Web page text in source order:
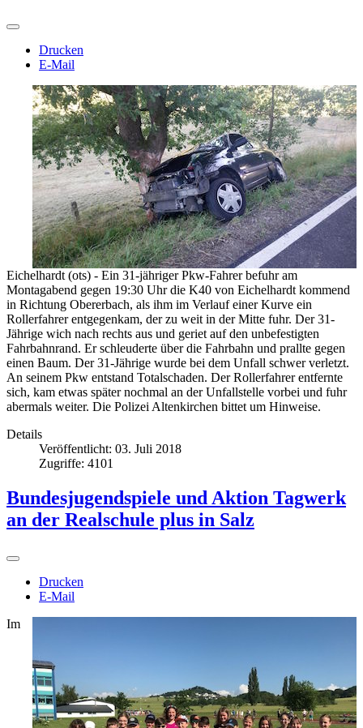
Drucken
E-Mail
Eichelhardt (ots) - Ein 31-jähriger Pkw-Fahrer befuhr am
Montagabend gegen 19:30 Uhr die K40 von Eichelhardt kommend
in Richtung Obererbach, als ihm im Verlauf einer Kurve ein
Rollerfahrer entgegenkam, der zu weit in der Mitte fuhr. Der 31-
Jährige wich nach rechts aus und geriet auf den unbefestigten
Fahrbahnrand. Er schleuderte über die Fahrbahn und prallte gegen
einen Baum. Der 31-Jährige wurde bei dem Unfall schwer verletzt.
An seinem Pkw entstand Totalschaden. Der Rollerfahrer entfernte
sich, kam etwas später nochmal an der Unfallstelle vorbei und fuhr
abermals weiter. Die Polizei Altenkirchen bittet um Hinweise.
Details
Veröffentlicht: 03. Juli 2018
Zugriffe: 4101
Bundesjugendspiele und Aktion Tagwerk
an der Realschule plus in Salz
Drucken
E-Mail
Im